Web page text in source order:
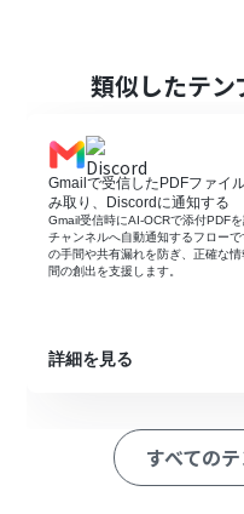
クを軽減します。
GmailとGoogle
トリガーでGmailを
るメールを受信した
オペレーションで
た画像やPDFファイ
AI機能を活用し、読
など、特定の条件に
切なフォルダに保存
※「トリガー」：フロー起
ペレーション」：トリガー
類似したテン
Gmailで受信したPDFファイ
み取り、Discordに通知する
Gmail受信時にAI-OCRで添付PDF
チャンネルへ自動通知するフロー
の手間や共有漏れを防ぎ、正確な
間の創出を支援します。
詳細を見る
すべての